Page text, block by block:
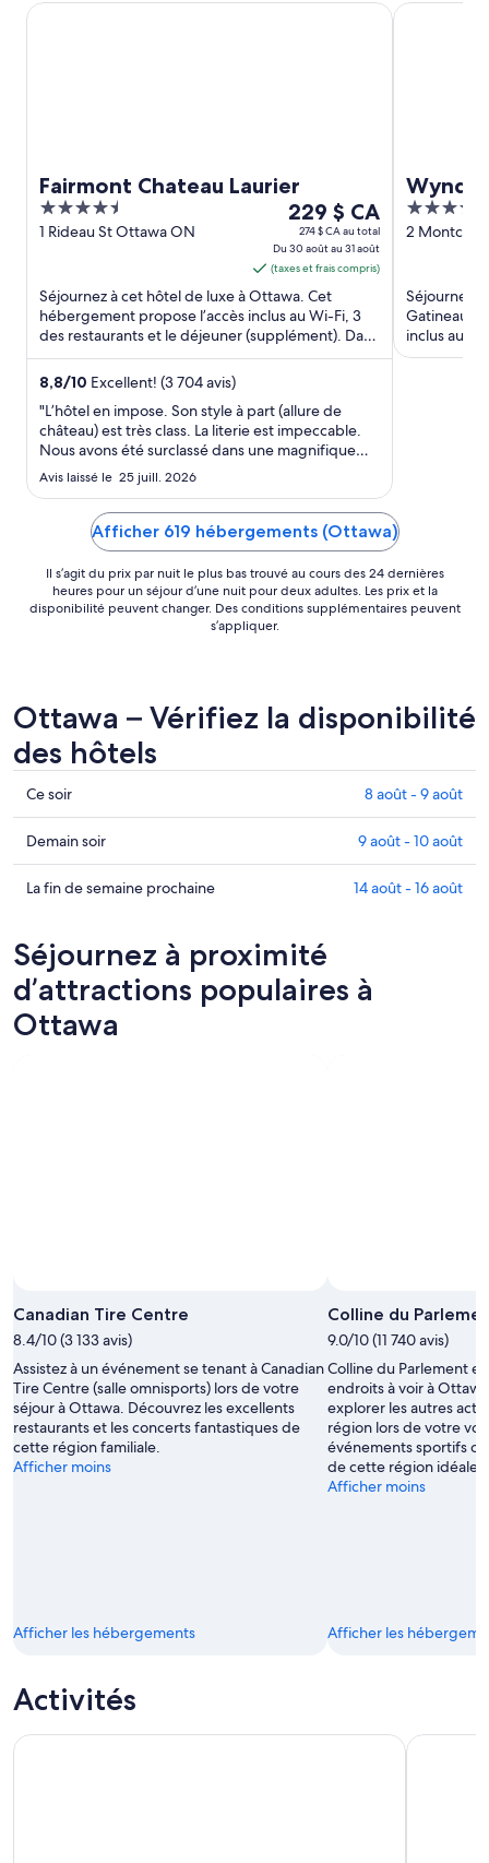
Fairmont Chateau Laurier
4.5
out
1 Rideau St Ottawa ON
Le
prix
est
de 229 $ CA
par
nuit
du 30
août
229 $ CA
274 $ CA au total
Du 30 août au 31 août
(taxes et frais compris)
Séjournez à cet hôtel de luxe à Ottawa. Cet
hébergement propose l’accès inclus au Wi-Fi, 3
des restaurants et le déjeuner (supplément). Dans
leurs avis, nos ...
8,8/10 Excellent! (3 704 avis)
"L’hôtel en impose. Son style à part (allure de
château) est très class. La literie est impeccable.
Nous avons été surclassé dans une magnifique
suite d’environ 80m2. Juste dommage que les
équipes de nettoyage fassent un travail tellement
approximatif. De la poussière un peu partout (sur
le mobilier, ..."
Avis laissé le 25 juill. 2026
Fairmont Chateau Laurier
3.5
out
2
Séjournez
Gatineau.
inclus au
centre
Wyndham
Afficher 619 hébergements (Ottawa)
Il s’agit du prix par nuit le plus bas trouvé au cours des 24 dernières
heures pour un séjour d’une nuit pour deux adultes. Les prix et la
disponibilité peuvent changer. Des conditions supplémentaires peuvent
s’appliquer.
Ottawa – Vérifiez la disponibilité
des hôtels
Consultez
les
prix
à Ottawa
pour
8
août
-
9
Ce soir 8 août - 9 août
Consulter
les
prix
pour
demain
soir,
9
Demain soir 9 août - 10 août
Consultez
à Ottawa
pour
la
fin
La fin de semaine prochaine 14 août - 16 août
Séjournez à proximité
d’attractions populaires à
Ottawa
Canadian Tire Centre
8.4/10 (3 133 avis)
Assistez à un événement se tenant à Canadian
Tire Centre (salle omnisports) lors de votre
séjour à Ottawa. Découvrez les excellents
restaurants et les concerts fantastiques de
cette région familiale.
Afficher moins
Afficher les hébergements
Colline du
9.0/10 (11 740 avis)
Colline du Parlement
endroits à voir à
explorer les autres
région lors de votre
événements sportifs
de cette région idéale
Afficher moins
Afficher les
Activités
Entrée au Musée canadien de la guerre Ottawa: